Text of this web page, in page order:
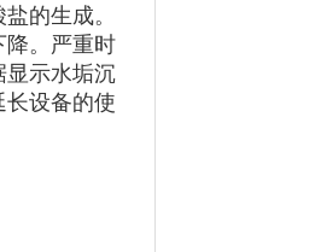
的生成。
降。严重时
显示水垢沉
设备的使